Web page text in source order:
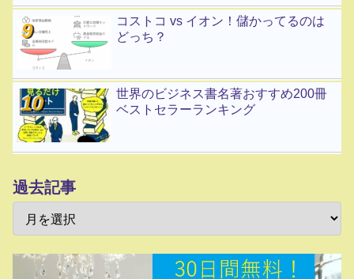
コストコ vs イオン！儲かってるのは
どっち？
世界のビジネス書名著おすすめ200冊
ベストセラーランキング
過去記事